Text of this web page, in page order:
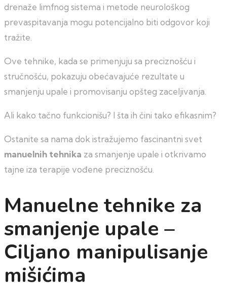
drenaže limfnog sistema i metode neurološkog
prevaspitavanja mogu potencijalno biti odgovor koji
tražite.
Ove tehnike, kada se primenjuju sa preciznošću i
stručnošću, pokazuju obećavajuće rezultate u
smanjenju upale i promovisanju opšteg zaceljivanja.
Ali kako tačno funkcionišu? I šta ih čini tako efikasnim?
Ostanite sa nama dok istražujemo fascinantni svet
manuelnih tehnika za smanjenje upale i otkrivamo
tajne iza terapije vođene preciznošću.
Manuelne tehnike za
smanjenje upale –
Ciljano manipulisanje
mišićima